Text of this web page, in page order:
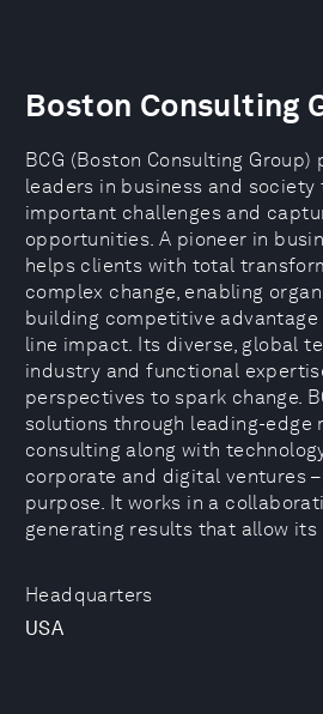
Headquarters
USA
Boston Consulting
BCG (Boston Consulting
leaders in business and
important challenges and
opportunities. A pioneer in
helps clients with total
complex change, enabling
building competitive
line impact. Its diverse, global
industry and functional
perspectives to spark change.
solutions through leading-edge
consulting along with
corporate and digital ventures
purpose. It works in a
generating results that allow